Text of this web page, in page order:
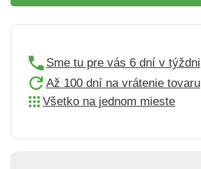
Sme tu pre vás 6 dní v týždni
Až 100 dní na vrátenie tovaru
Všetko na jednom mieste